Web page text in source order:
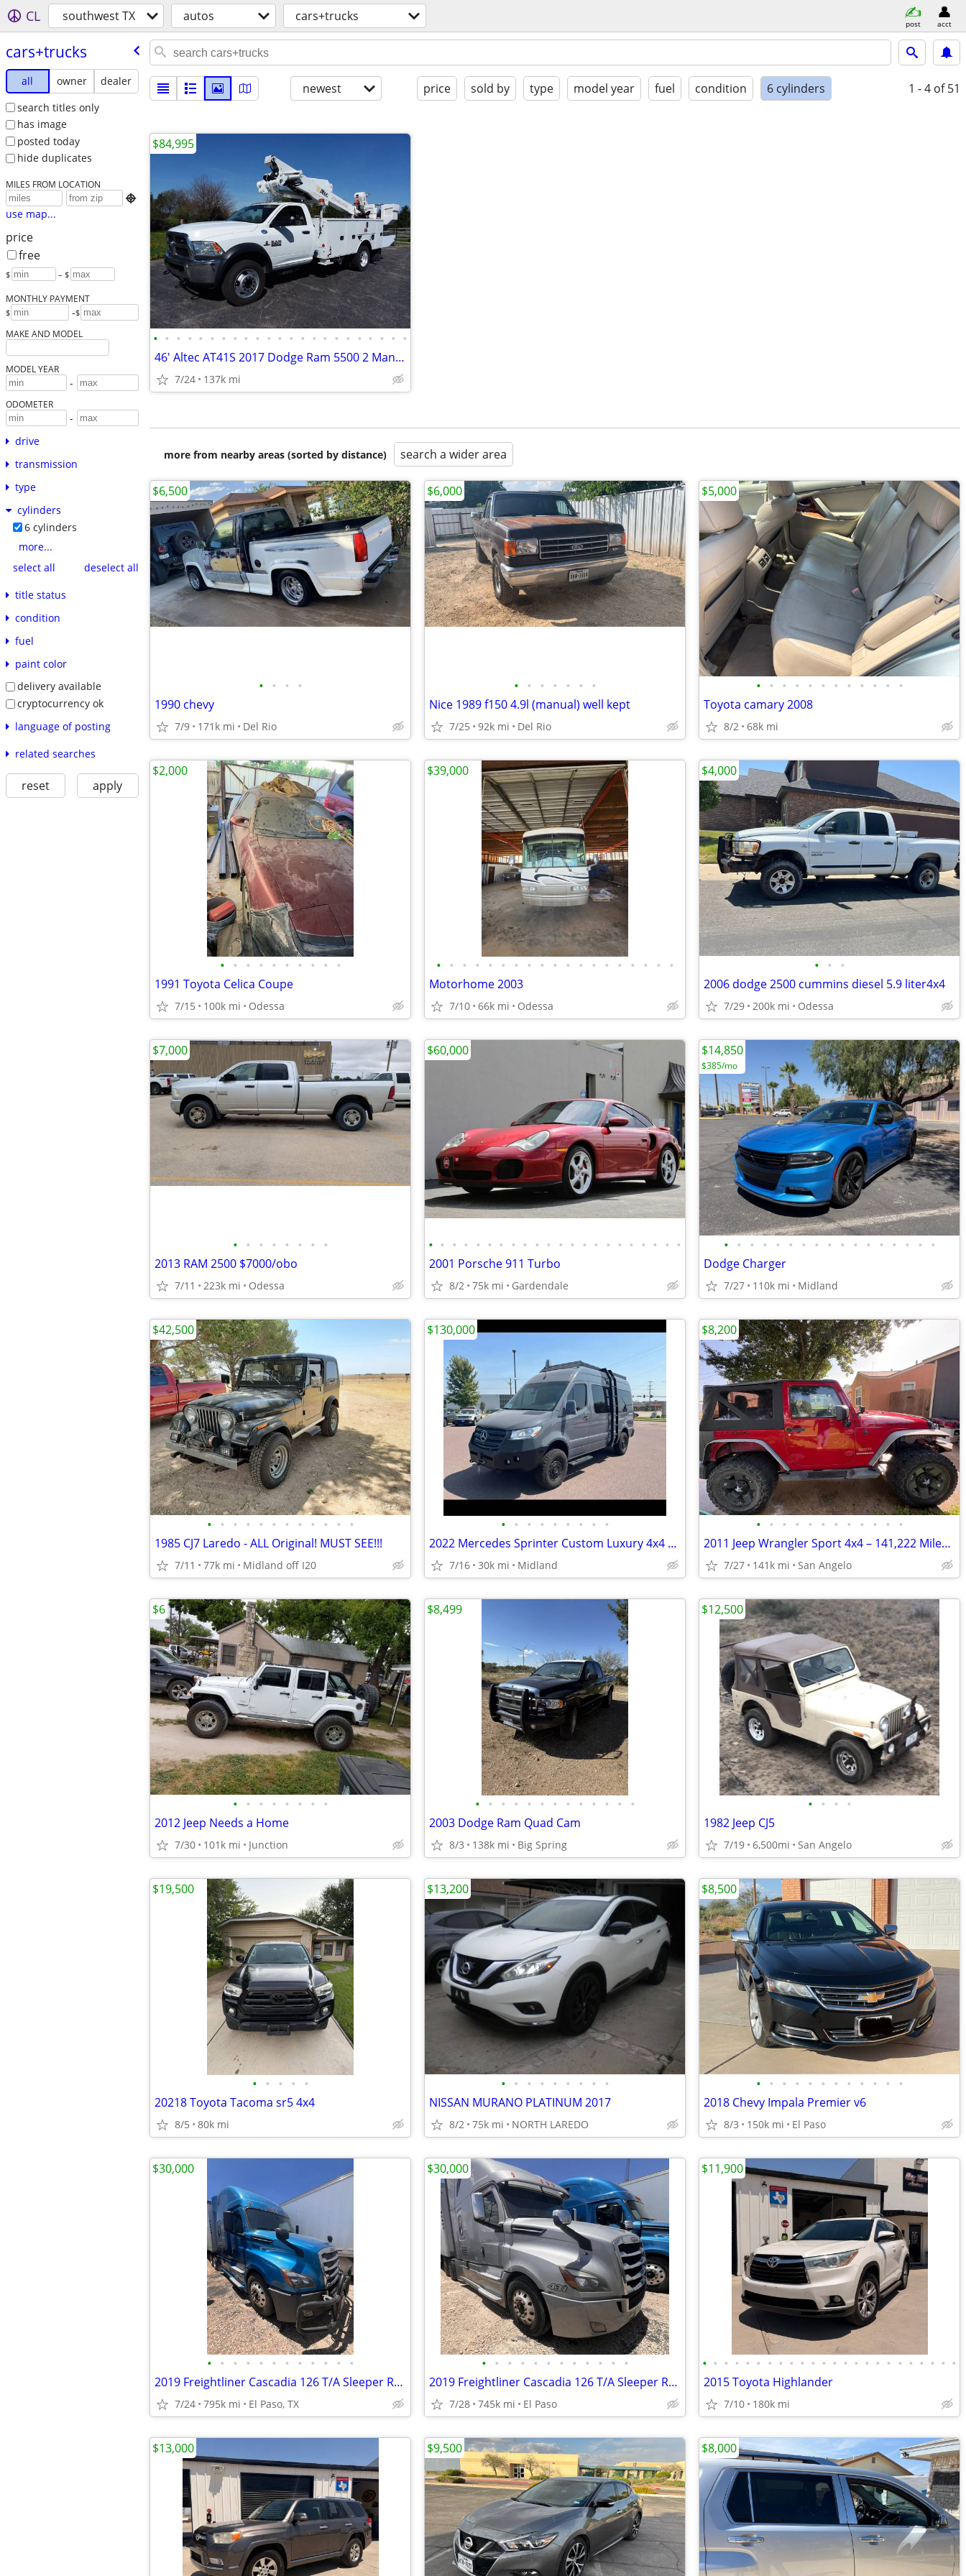
CL southwest TX autos cars+trucks post acct
cars+trucks
all owner
dealer
search titles only
has image
posted today
hide duplicates
MILES FROM LOCATION

use map...
price
free
$ – $
MONTHLY PAYMENT
$ -$
MAKE AND MODEL
MODEL YEAR
-
ODOMETER
-
drive
transmission
type
cylinders
6 cylinders
more...
select all
deselect all
title status
condition
fuel
paint color
delivery available
cryptocurrency ok
language of posting
related searches
reset apply
newest price sold by type model year fuel condition 6 cylinders 1 - 4 of 51
• • • • • • • • • • • • • • • • • • • • • • •
46' Altec AT41S 2017 Dodge Ram 5500 2 Man diesel bucket truck w/ jib
7/24 137k mi
$84,995
more from nearby areas (sorted by distance) search a wider area
• • • •
1990 chevy
7/9 171k mi Del Rio
$6,500
• • • • • • •
Nice 1989 f150 4.9l (manual) well kept
7/25 92k mi Del Rio
$6,000
• • • • • • • • • • • •
Toyota camary 2008
8/2 68k mi
$5,000
• • • • • • • • • •
1991 Toyota Celica Coupe
7/15 100k mi Odessa
$2,000
• • • • • • • • • • • • • • • • • • •
Motorhome 2003
7/10 66k mi Odessa
$39,000
• • •
2006 dodge 2500 cummins diesel 5.9 liter4x4
7/29 200k mi Odessa
$4,000
• • • • • • • •
2013 RAM 2500 $7000/obo
7/11 223k mi Odessa
$7,000
• • • • • • • • • • • • • • • • • • • • • •
2001 Porsche 911 Turbo
8/2 75k mi Gardendale
$60,000
• • • • • • • • • • • • • • • • •
Dodge Charger
7/27 110k mi Midland
$14,850
$385/mo
• • • • • • • • • • • •
1985 CJ7 Laredo - ALL Original! MUST SEE!!!
7/11 77k mi Midland off I20
$42,500
• • • • • • • • •
2022 Mercedes Sprinter Custom Luxury 4x4 3.0L Diesel Van
7/16 30k mi Midland
$130,000
• • • • • • • • • • • •
2011 Jeep Wrangler Sport 4x4 – 141,222 Miles-$8,200
7/27 141k mi San Angelo
$8,200
• • • • • • • •
2012 Jeep Needs a Home
7/30 101k mi Junction
$6
• • • • • • • • • • • • •
2003 Dodge Ram Quad Cam
8/3 138k mi Big Spring
$8,499
• • • •
1982 Jeep CJ5
7/19 6,500mi San Angelo
$12,500
• • • • •
20218 Toyota Tacoma sr5 4x4
8/5 80k mi
$19,500
• • • • • • • • •
NISSAN MURANO PLATINUM 2017
8/2 75k mi NORTH LAREDO
$13,200
• • • • • • • • • • • •
2018 Chevy Impala Premier v6
8/3 150k mi El Paso
$8,500
• • • • • • • • • • • •
2019 Freightliner Cascadia 126 T/A Sleeper RTR# 6063963-01
7/24 795k mi El Paso, TX
$30,000
• • • • • • • • • • • •
2019 Freightliner Cascadia 126 T/A Sleeper RTR# 6063472-01
7/28 745k mi El Paso
$30,000
• • • • • • • • • • • • • • • • • • • • • • • •
2015 Toyota Highlander
7/10 180k mi
$11,900
$13,000 $9,500 $8,000